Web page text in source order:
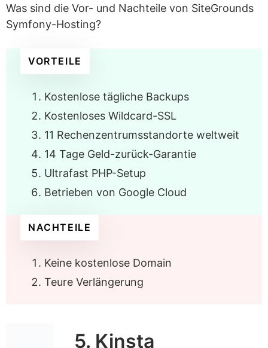
Was sind die Vor- und Nachteile von SiteGrounds
Symfony-Hosting?
VORTEILE
Kostenlose tägliche Backups
Kostenloses Wildcard-SSL
11 Rechenzentrumsstandorte weltweit
14 Tage Geld-zurück-Garantie
Ultrafast PHP-Setup
Betrieben von Google Cloud
NACHTEILE
Keine kostenlose Domain
Teure Verlängerung
5. Kinsta